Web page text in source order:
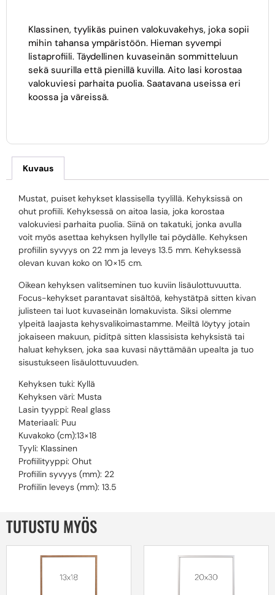
Klassinen, tyylikäs puinen valokuvakehys, joka sopii
mihin tahansa ympäristöön. Hieman syvempi
listaprofiili. Täydellinen kuvaseinän sommitteluun
sekä suurilla että pienillä kuvilla. Aito lasi korostaa
valokuviesi parhaita puolia. Saatavana useissa eri
koossa ja väreissä.
Kuvaus
Mustat, puiset kehykset klassisella tyylillä. Kehyksissä on
ohut profiili. Kehyksessä on aitoa lasia, joka korostaa
valokuviesi parhaita puolia. Siinä on takatuki, jonka avulla
voit myös asettaa kehyksen hyllylle tai pöydälle. Kehyksen
profiilin syvyys on 22 mm ja leveys 13.5 mm. Kehyksessä
olevan kuvan koko on 10×15 cm.
Oikean kehyksen valitseminen tuo kuviin lisäulottuvuutta.
Focus-kehykset parantavat sisältöä, kehystätpä sitten kivan
julisteen tai luot kuvaseinän lomakuvista. Siksi olemme
ylpeitä laajasta kehysvalikoimastamme. Meiltä löytyy jotain
jokaiseen makuun, piditpä sitten klassisista kehyksistä tai
haluat kehyksen, joka saa kuvasi näyttämään upealta ja tuo
sisustukseen lisäulottuvuuden.
Kehyksen tuki: Kyllä
Kehyksen väri: Musta
Lasin tyyppi: Real glass
Materiaali: Puu
Kuvakoko (cm):13×18
Tyyli: Klassinen
Profiilityyppi: Ohut
Profiilin syvyys (mm): 22
Profiilin leveys (mm): 13.5
TUTUSTU MYÖS